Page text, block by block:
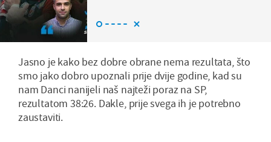
Jasno je kako bez dobre obrane nema rezultata, što
smo jako dobro upoznali prije dvije godine, kad su
nam Danci nanijeli naš najteži poraz na SP,
rezultatom 38:26. Dakle, prije svega ih je potrebno
zaustaviti.